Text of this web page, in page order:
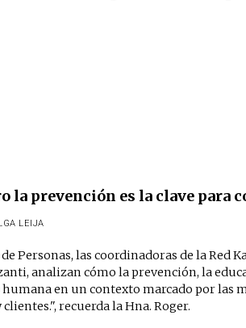
la prevención es la clave para
Personas, las coordinadoras de la Red
analizan cómo la prevención, la
en un contexto marcado por las
recuerda la Hna. Roger.
LEIJA